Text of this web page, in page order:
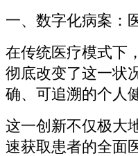
一、数字化病案：
在传统医疗模式下
彻底改变了这一状
确、可追溯的个人
这一创新不仅极大
速获取患者的全面